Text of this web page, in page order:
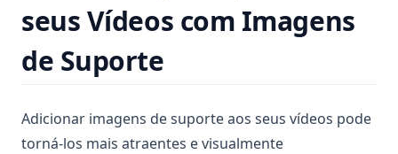
seus Vídeos com Imagens
de Suporte
Adicionar imagens de suporte aos seus vídeos pode
torná-los mais atraentes e visualmente